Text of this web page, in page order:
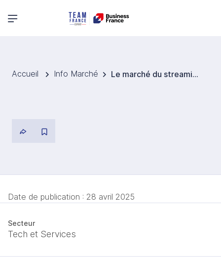
Menu principal
Accueil Info Marché Le marché du streaming musical au Royaume-Uni atteint des niveaux record en 2024
Date de publication : 28 avril 2025
Secteur
Tech et Services